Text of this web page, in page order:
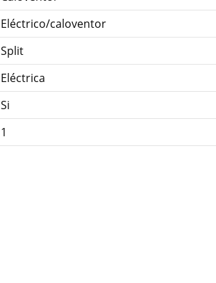
Eléctrico/caloventor
Split
Eléctrica
Si
1